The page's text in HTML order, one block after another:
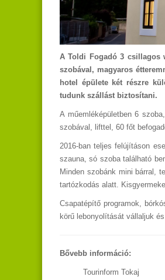
A Toldi Fogadó 3 csillagos
szobával, magyaros
hotel épülete két részre
tudunk szállást biztosítani.
A műemléképületben 6
szobával, lifttel, 60 főt
2016-ban teljes felújításon
szauna, só szoba található
Minden szobánk mini bárral,
tartózkodás alatt.
Csapatépítő programok,
körű lebonyolítását vállaljuk
Bővebb információ:
Tourinform Tokaj